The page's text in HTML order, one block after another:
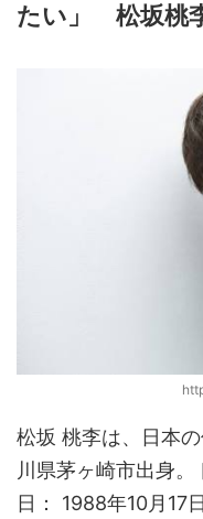
たい」 松坂桃
松坂 桃李は、日本
川県茅ヶ崎市出身
日： 1988年10月17日